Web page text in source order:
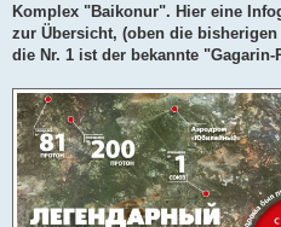
Komplex "Baikonur". Hier eine
zur Übersicht, (oben die bisherigen
die Nr. 1 ist der bekannte "Gagarin-